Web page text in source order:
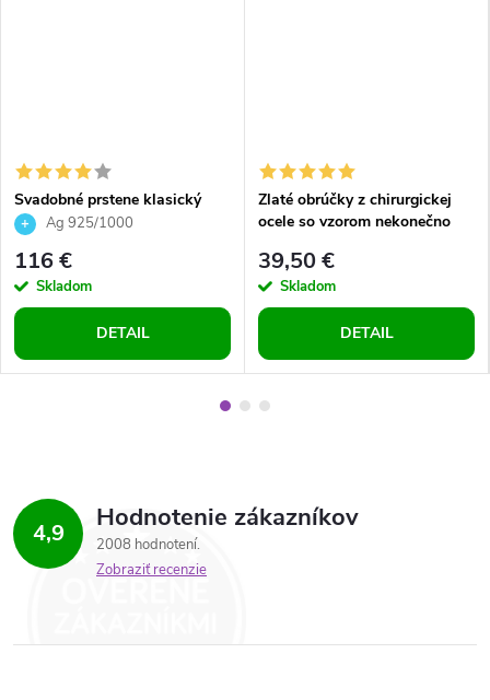
Svadobné prstene klasický
vzor striebro dámsky prsteň so
Ag 925/1000
116 €
Skladom
DETAIL
Zlaté obrúčky z chirurgickej
ocele so vzorom nekonečno
39,50 €
Skladom
DETAIL
4,9 Hodnotenie zákazníkov
2008 hodnotení
Zobraziť recenzie